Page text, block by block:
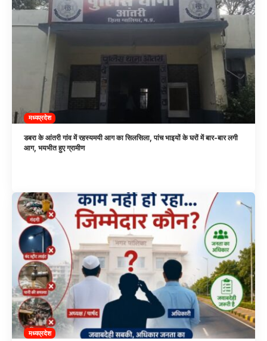
मध्यप्रदेश
डबरा के आंतरी गांव में रहस्यमयी आग का सिलसिला, पांच भाइयों के घरों में बार-बार लगी
आग, भयभीत हुए ग्रामीण
मध्यप्रदेश